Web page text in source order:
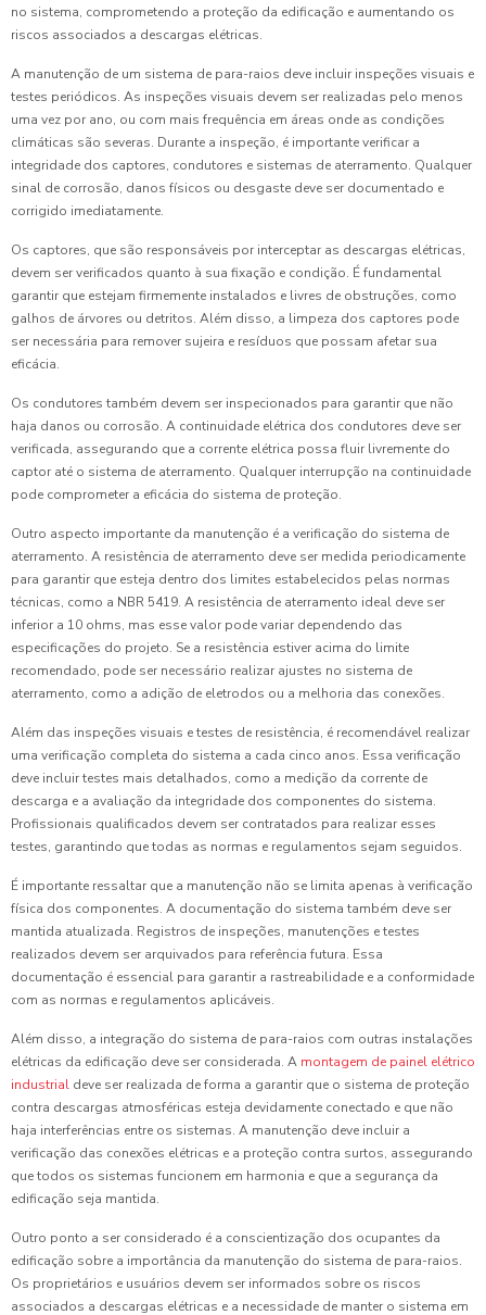
no sistema, comprometendo a proteção da edificação e aumentando os
riscos associados a descargas elétricas.
A manutenção de um sistema de para-raios deve incluir inspeções visuais e
testes periódicos. As inspeções visuais devem ser realizadas pelo menos
uma vez por ano, ou com mais frequência em áreas onde as condições
climáticas são severas. Durante a inspeção, é importante verificar a
integridade dos captores, condutores e sistemas de aterramento. Qualquer
sinal de corrosão, danos físicos ou desgaste deve ser documentado e
corrigido imediatamente.
Os captores, que são responsáveis por interceptar as descargas elétricas,
devem ser verificados quanto à sua fixação e condição. É fundamental
garantir que estejam firmemente instalados e livres de obstruções, como
galhos de árvores ou detritos. Além disso, a limpeza dos captores pode
ser necessária para remover sujeira e resíduos que possam afetar sua
eficácia.
Os condutores também devem ser inspecionados para garantir que não
haja danos ou corrosão. A continuidade elétrica dos condutores deve ser
verificada, assegurando que a corrente elétrica possa fluir livremente do
captor até o sistema de aterramento. Qualquer interrupção na continuidade
pode comprometer a eficácia do sistema de proteção.
Outro aspecto importante da manutenção é a verificação do sistema de
aterramento. A resistência de aterramento deve ser medida periodicamente
para garantir que esteja dentro dos limites estabelecidos pelas normas
técnicas, como a NBR 5419. A resistência de aterramento ideal deve ser
inferior a 10 ohms, mas esse valor pode variar dependendo das
especificações do projeto. Se a resistência estiver acima do limite
recomendado, pode ser necessário realizar ajustes no sistema de
aterramento, como a adição de eletrodos ou a melhoria das conexões.
Além das inspeções visuais e testes de resistência, é recomendável realizar
uma verificação completa do sistema a cada cinco anos. Essa verificação
deve incluir testes mais detalhados, como a medição da corrente de
descarga e a avaliação da integridade dos componentes do sistema.
Profissionais qualificados devem ser contratados para realizar esses
testes, garantindo que todas as normas e regulamentos sejam seguidos.
É importante ressaltar que a manutenção não se limita apenas à verificação
física dos componentes. A documentação do sistema também deve ser
mantida atualizada. Registros de inspeções, manutenções e testes
realizados devem ser arquivados para referência futura. Essa
documentação é essencial para garantir a rastreabilidade e a conformidade
com as normas e regulamentos aplicáveis.
Além disso, a integração do sistema de para-raios com outras instalações
elétricas da edificação deve ser considerada. A montagem de painel elétrico
industrial deve ser realizada de forma a garantir que o sistema de proteção
contra descargas atmosféricas esteja devidamente conectado e que não
haja interferências entre os sistemas. A manutenção deve incluir a
verificação das conexões elétricas e a proteção contra surtos, assegurando
que todos os sistemas funcionem em harmonia e que a segurança da
edificação seja mantida.
Outro ponto a ser considerado é a conscientização dos ocupantes da
edificação sobre a importância da manutenção do sistema de para-raios.
Os proprietários e usuários devem ser informados sobre os riscos
associados a descargas elétricas e a necessidade de manter o sistema em